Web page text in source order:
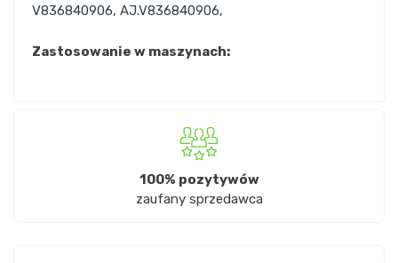
V836840906, AJ.V836840906,
Zastosowanie w maszynach:
100% pozytywów
zaufany sprzedawca